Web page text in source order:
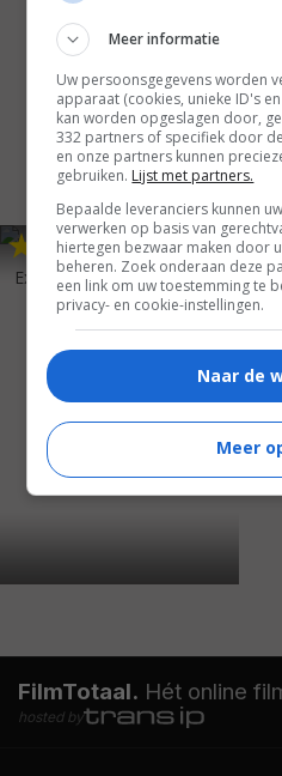
,0
Exception to the Rule (1997)
FilmTotaal. Hét online
hosted by
Meer informatie
Uw persoonsgegevens worden
apparaat (cookies, unieke ID's
kan worden opgeslagen door,
332 partners of specifiek door
en onze partners kunnen
gebruiken. Lijst met partners.
Bepaalde leveranciers kunnen
verwerken op basis van
hiertegen bezwaar maken door
beheren. Zoek onderaan deze
een link om uw toestemming te
privacy- en cookie-instellingen.
Naar de
Meer